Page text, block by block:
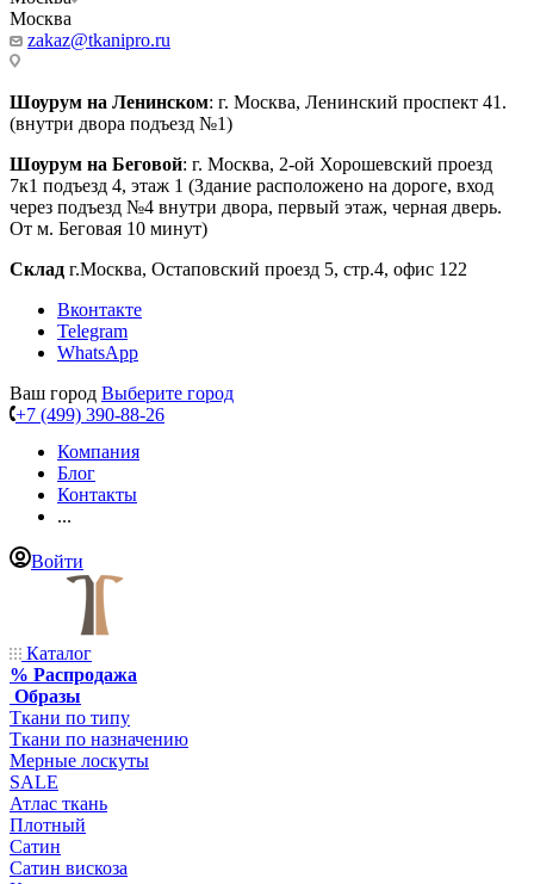
Москва
zakaz@tkanipro.ru
Шоурум на Ленинском: г. Москва, Ленинский проспект 41.
(внутри двора подъезд №1)
Шоурум на Беговой: г. Москва, 2-ой Хорошевский проезд
7к1 подъезд 4, этаж 1 (Здание расположено на дороге, вход
через подъезд №4 внутри двора, первый этаж, черная дверь.
От м. Беговая 10 минут)
Склад г.Москва, Остаповский проезд 5, стр.4, офис 122
Вконтакте
Telegram
WhatsApp
Ваш город Выберите город
+7 (499) 390-88-26
Компания
Блог
Контакты
...
Войти
Каталог
% Распродажа
Образы
Ткани по типу
Ткани по назначению
Мерные лоскуты
SALE
Атлас ткань
Плотный
Сатин
Сатин вискоза